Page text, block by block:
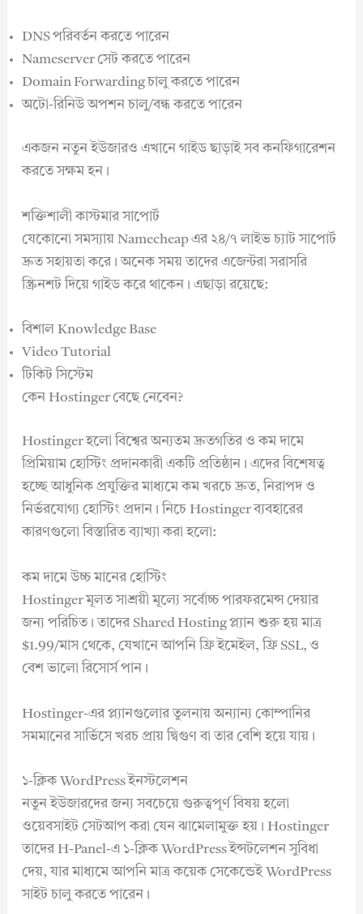
DNS পরিবর্তন করতে পারেন
Nameserver সেট করতে পারেন
Domain Forwarding চালু করতে পারেন
অটো-রিনিউ অপশন চালু/বন্ধ করতে পারেন
একজন নতুন ইউজারও এখানে গাইড ছাড়াই সব কনফিগারেশন
করতে সক্ষম হন।
শক্তিশালী কাস্টমার সাপোর্ট
যেকোনো সমস্যায় Namecheap এর ২৪/৭ লাইভ চ্যাট সাপোর্ট
দ্রুত সহায়তা করে। অনেক সময় তাদের এজেন্টরা সরাসরি
স্ক্রিনশট দিয়ে গাইড করে থাকেন। এছাড়া রয়েছে:
বিশাল Knowledge Base
Video Tutorial
টিকিট সিস্টেম
কেন Hostinger বেছে নেবেন?
Hostinger হলো বিশ্বের অন্যতম দ্রুতগতির ও কম দামে
প্রিমিয়াম হোস্টিং প্রদানকারী একটি প্রতিষ্ঠান। এদের বিশেষত্ব
হচ্ছে আধুনিক প্রযুক্তির মাধ্যমে কম খরচে দ্রুত, নিরাপদ ও
নির্ভরযোগ্য হোস্টিং প্রদান। নিচে Hostinger ব্যবহারের
কারণগুলো বিস্তারিত ব্যাখ্যা করা হলো:
কম দামে উচ্চ মানের হোস্টিং
Hostinger মূলত সাশ্রয়ী মূল্যে সর্বোচ্চ পারফরমেন্স দেয়ার
জন্য পরিচিত। তাদের Shared Hosting প্ল্যান শুরু হয় মাত্র
$1.99/মাস থেকে, যেখানে আপনি ফ্রি ইমেইল, ফ্রি SSL, ও
বেশ ভালো রিসোর্স পান।
Hostinger-এর প্ল্যানগুলোর তুলনায় অন্যান্য কোম্পানির
সমমানের সার্ভিসে খরচ প্রায় দ্বিগুণ বা তার বেশি হয়ে যায়।
১-ক্লিক WordPress ইনস্টলেশন
নতুন ইউজারদের জন্য সবচেয়ে গুরুত্বপূর্ণ বিষয় হলো
ওয়েবসাইট সেটআপ করা যেন ঝামেলামুক্ত হয়। Hostinger
তাদের H-Panel-এ ১-ক্লিক WordPress ইন্সটলেশন সুবিধা
দেয়, যার মাধ্যমে আপনি মাত্র কয়েক সেকেন্ডেই WordPress
সাইট চালু করতে পারেন।